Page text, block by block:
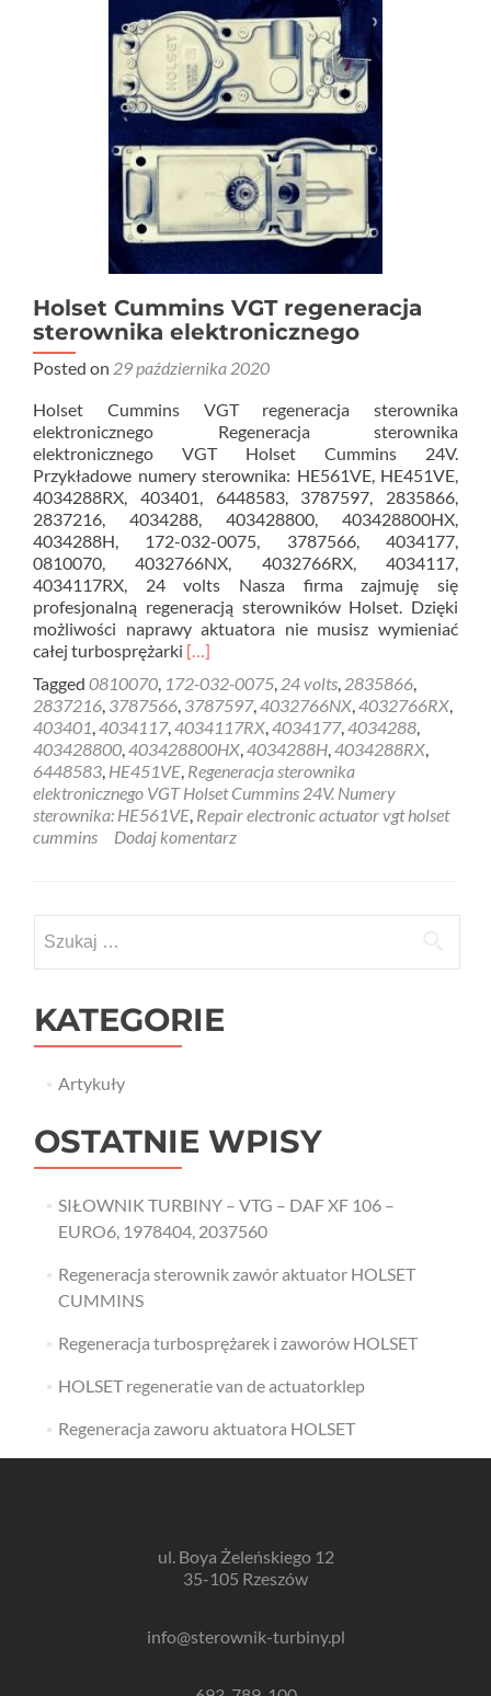
Holset Cummins VGT regeneracja
sterownika elektronicznego
Posted on 29 października 2020
Holset Cummins VGT regeneracja sterownika
elektronicznego Regeneracja sterownika
elektronicznego VGT Holset Cummins 24V.
Przykładowe numery sterownika: HE561VE, HE451VE,
4034288RX, 403401, 6448583, 3787597, 2835866,
2837216, 4034288, 403428800, 403428800HX,
4034288H, 172-032-0075, 3787566, 4034177,
0810070, 4032766NX, 4032766RX, 4034117,
4034117RX, 24 volts Nasza firma zajmuję się
profesjonalną regeneracją sterowników Holset. Dzięki
możliwości naprawy aktuatora nie musisz wymieniać
całej turbosprężarki Read
about
Holset
Cummins
VGT
regeneracja
sterownika
elektronicznego
[…]
Tagged 0810070, 172-032-0075, 24 volts, 2835866,
2837216, 3787566, 3787597,4032766NX,4032766RX,
403401,4034117,4034117RX,4034177,4034288,
403428800,403428800HX,4034288H,4034288RX,
6448583, HE451VE, Regeneracja sterownika
elektronicznego VGT Holset Cummins 24V. Numery
sterownika: HE561VE, Repair electronic actuator vgt holset
cummins
Dodaj komentarz
KATEGORIE
Artykuły
OSTATNIE WPISY
SIŁOWNIK TURBINY – VTG – DAF XF 106 –
EURO6, 1978404, 2037560
Regeneracja sterownik zawór aktuator HOLSET
CUMMINS
Regeneracja turbosprężarek i zaworów HOLSET
HOLSET regeneratie van de actuatorklep
Regeneracja zaworu aktuatora HOLSET
ul. Boya Żeleńskiego 12
35-105 Rzeszów
info@sterownik-turbiny.pl